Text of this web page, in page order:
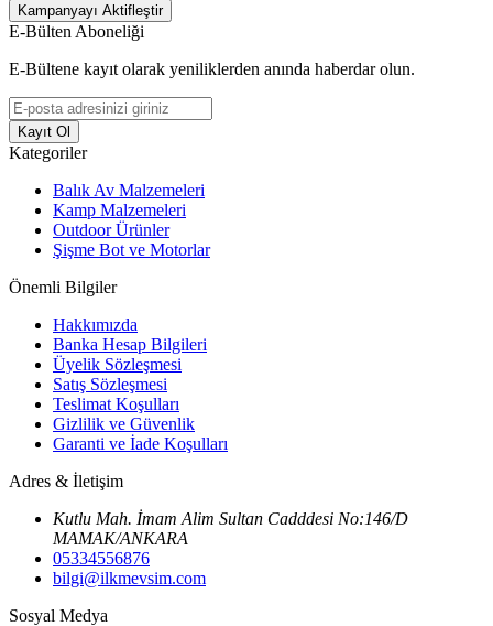
Kampanyayı Aktifleştir
E-Bülten Aboneliği
E-Bültene kayıt olarak yeniliklerden anında haberdar olun.
Kayıt Ol
Kategoriler
Balık Av Malzemeleri
Kamp Malzemeleri
Outdoor Ürünler
Şişme Bot ve Motorlar
Önemli Bilgiler
Hakkımızda
Banka Hesap Bilgileri
Üyelik Sözleşmesi
Satış Sözleşmesi
Teslimat Koşulları
Gizlilik ve Güvenlik
Garanti ve İade Koşulları
Adres & İletişim
Kutlu Mah. İmam Alim Sultan Cadddesi No:146/D
MAMAK/ANKARA
05334556876
bilgi@ilkmevsim.com
Sosyal Medya